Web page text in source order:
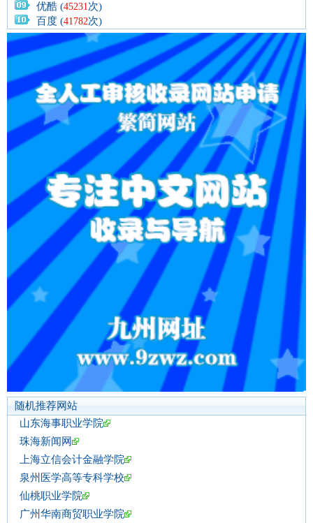
优酷 (45231次)
百度 (41782次)
随机推荐网站
山东海事职业学院
珠海新闻网
上海立信会计金融学院
泉州医学高等专科学校
仙桃职业学院
广州华南商贸职业学院